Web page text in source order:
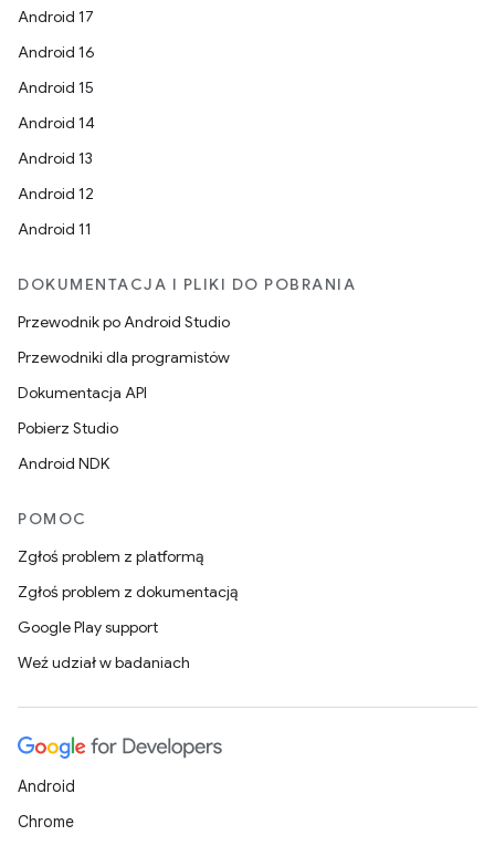
Android 17
Android 16
Android 15
Android 14
Android 13
Android 12
Android 11
DOKUMENTACJA I PLIKI DO POBRANIA
Przewodnik po Android Studio
Przewodniki dla programistów
Dokumentacja API
Pobierz Studio
Android NDK
POMOC
Zgłoś problem z platformą
Zgłoś problem z dokumentacją
Google Play support
Weź udział w badaniach
Android
Chrome